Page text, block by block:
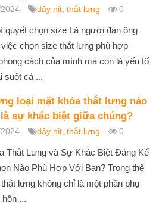
dây nịt thắt lưng 0
quyết chọn size Là người đàn ông
việc chọn size thắt lưng phù hợp
cách của mình mà còn là yếu tố
suốt cả ...
loại mặt khóa thắt lưng nào
sự khác biệt giữa chúng?
dây nịt thắt lưng 0
Thắt Lưng và Sự Khác Biệt Đáng Kể
Nào Phù Hợp Với Bạn? Trong thế
lưng không chỉ là một phần phụ
...